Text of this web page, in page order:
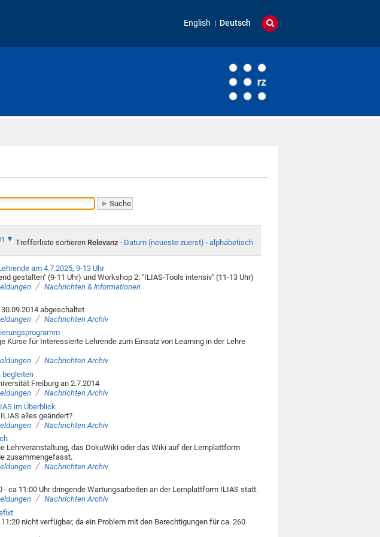
English Deutsch
Trefferliste sortieren Relevanz · Datum (neueste zuerst) · alphabetisch
am 4.7.2025, 9-13 Uhr
gestalten" (9-11 Uhr) und Workshop 2: "ILIAS-Tools intensiv" (11-13 Uhr)
/ Nachrichten & Informationen
abgeschaltet
/ Nachrichten Archiv
Kurse für Interessierte Lehrende zum Einsatz von Learning in der Lehre
/ Nachrichten Archiv
begleiten
Freiburg an 2.7.2014
/ Nachrichten Archiv
im Überblick
alles geändert?
/ Nachrichten Archiv
Lehrveranstaltung, das DokuWiki oder das Wiki auf der Lernplattform
zusammengefasst.
/ Nachrichten Archiv
ca 11:00 Uhr dringende Wartungsarbeiten an der Lernplattform ILIAS statt.
/ Nachrichten Archiv
nicht verfügbar, da ein Problem mit den Berechtigungen für ca. 260